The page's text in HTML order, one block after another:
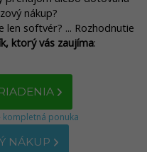
nákup?
len softvér? ... Rozhodnutie
ktorý vás zaujíma:
ponuka
NÁKUP